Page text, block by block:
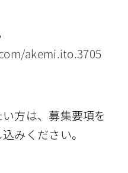
akemi.ito.3705
方は、募集要項を
みください。